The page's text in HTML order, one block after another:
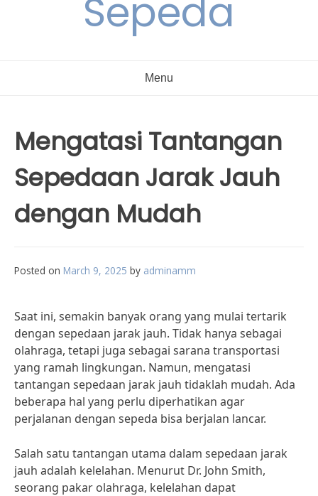
Sepeda
Menu
Mengatasi Tantangan
Sepedaan Jarak Jauh
dengan Mudah
Posted on March 9, 2025 by adminamm
Saat ini, semakin banyak orang yang mulai tertarik
dengan sepedaan jarak jauh. Tidak hanya sebagai
olahraga, tetapi juga sebagai sarana transportasi
yang ramah lingkungan. Namun, mengatasi
tantangan sepedaan jarak jauh tidaklah mudah. Ada
beberapa hal yang perlu diperhatikan agar
perjalanan dengan sepeda bisa berjalan lancar.
Salah satu tantangan utama dalam sepedaan jarak
jauh adalah kelelahan. Menurut Dr. John Smith,
seorang pakar olahraga, kelelahan dapat